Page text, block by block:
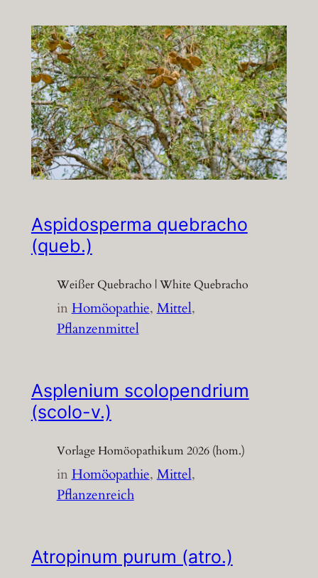
Aspidosperma quebracho
(queb.)
Weißer Quebracho | White Quebracho
inHomöopathie, Mittel
Pflanzenmittel
Asplenium scolopendrium
(scolo-v.)
Vorlage Homöopathikum 2026 (hom.)
inHomöopathie, Mittel
Pflanzenreich
Atropinum purum (atro.)